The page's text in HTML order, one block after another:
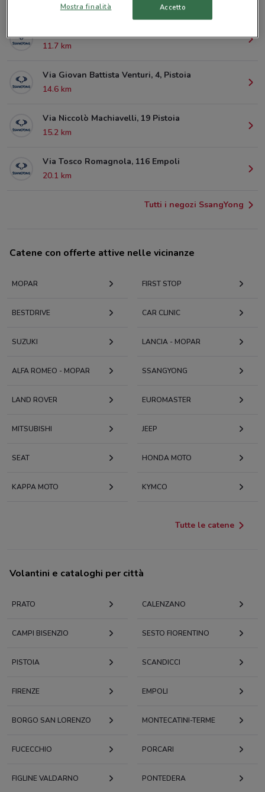
1.9 km
11.7 km
Via Giovan Battista Venturi, 4, Pistoia
14.6 km
Via Niccolò Machiavelli, 19 Pistoia
15.2 km
Via Tosco Romagnola, 116 Empoli
20.1 km
Tutti i negozi SsangYong
Catene con offerte attive nelle vicinanze
MOPAR FIRST STOP
BESTDRIVE CAR CLINIC
SUZUKI LANCIA - MOPAR
ALFA ROMEO - MOPAR SSANGYONG
LAND ROVER EUROMASTER
MITSUBISHI JEEP
SEAT HONDA MOTO
KAPPA MOTO KYMCO
Tutte le catene
Volantini e cataloghi per città
PRATO CALENZANO
CAMPI BISENZIO SESTO FIORENTINO
PISTOIA SCANDICCI
FIRENZE EMPOLI
BORGO SAN LORENZO MONTECATINI-TERME
FUCECCHIO PORCARI
FIGLINE VALDARNO PONTEDERA
Mostra finalità Accetto